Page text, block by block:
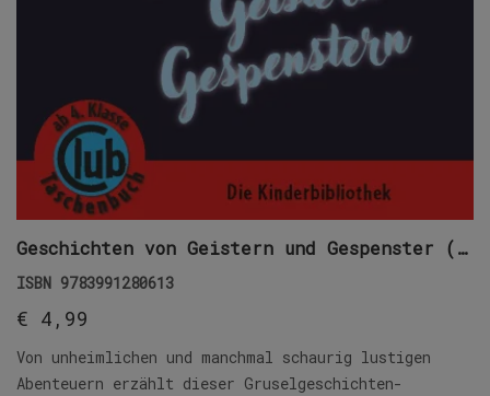
Geschichten von Geistern und Gespenster (E-Book)
ISBN 9783991280613
€ 4,99
Von unheimlichen und manchmal schaurig lustigen
Abenteuern erzählt dieser Gruselgeschichten-